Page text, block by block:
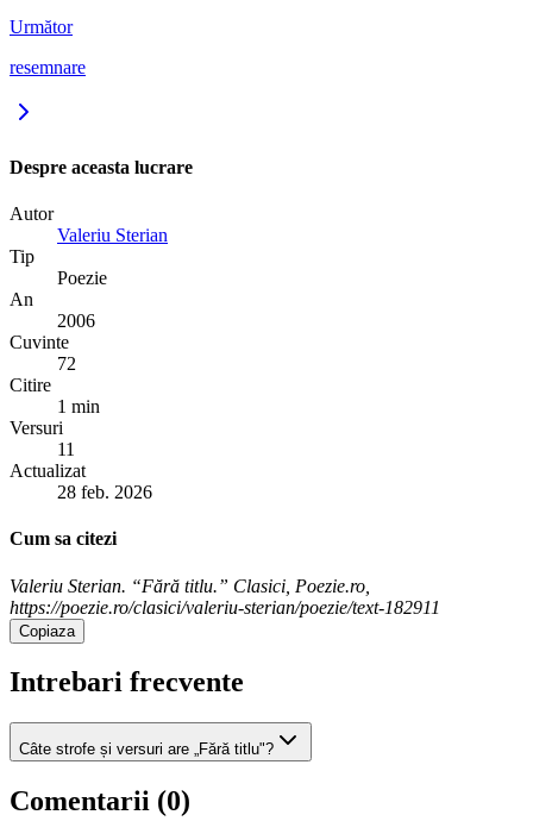
Următor
resemnare
Despre aceasta lucrare
Autor
Valeriu Sterian
Tip
Poezie
An
2006
Cuvinte
72
Citire
1 min
Versuri
11
Actualizat
28 feb. 2026
Cum sa citezi
Valeriu Sterian. “Fără titlu.” Clasici, Poezie.ro,
https://poezie.ro/clasici/valeriu-sterian/poezie/text-182911
Copiaza
Intrebari frecvente
Câte strofe și versuri are „Fără titlu"?
Comentarii (0)